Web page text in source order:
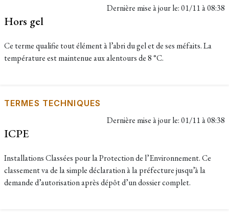
Dernière mise à jour le:01/11 à 08:38
Hors gel
Ce terme qualifie tout élément à l’abri du gel et de ses méfaits. La
température est maintenue aux alentours de 8 °C.
TERMES TECHNIQUES
Dernière mise à jour le:01/11 à 08:38
ICPE
Installations Classées pour la Protection de l’Environnement. Ce
classement va de la simple déclaration à la préfecture jusqu’à la
demande d’autorisation après dépôt d’un dossier complet.